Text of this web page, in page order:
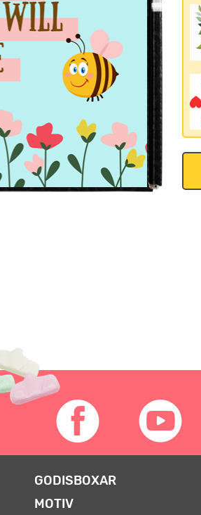
GODISBOXAR
MOTIV